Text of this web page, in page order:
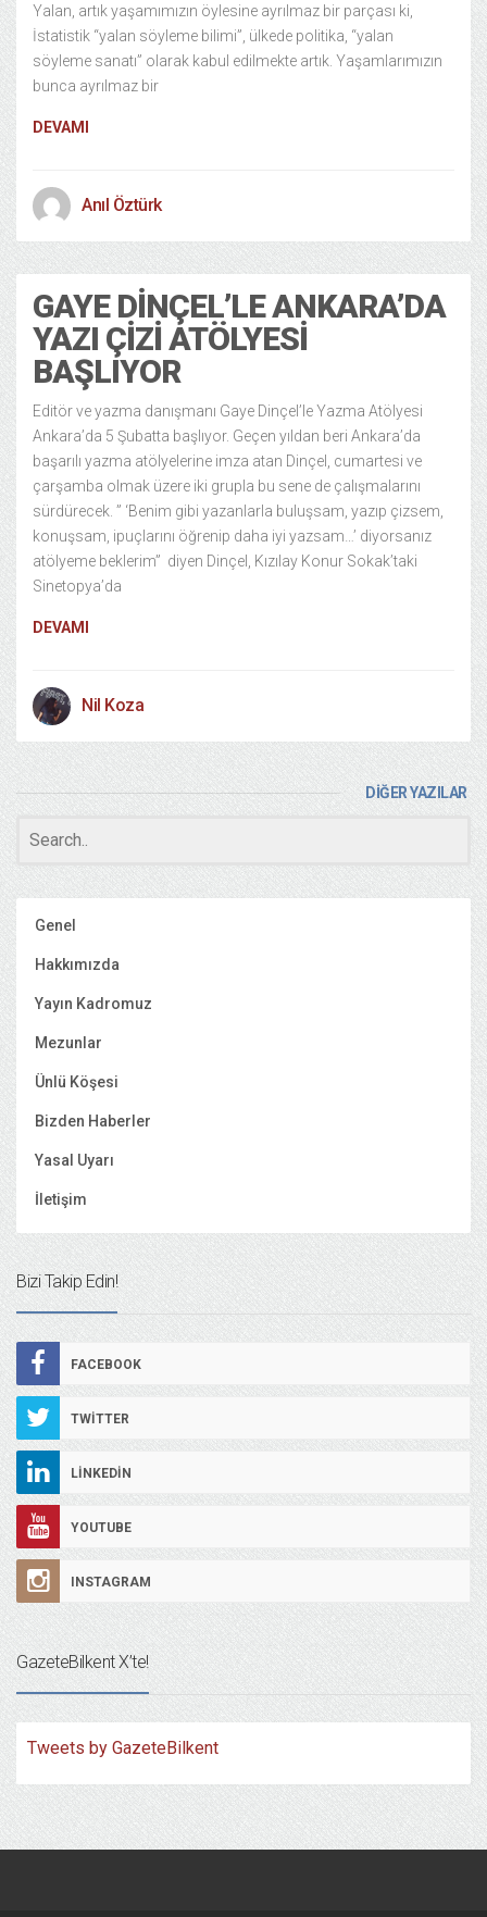
Yalan, artık yaşamımızın öylesine ayrılmaz bir parçası ki,
İstatistik “yalan söyleme bilimi”, ülkede politika, “yalan
söyleme sanatı” olarak kabul edilmekte artık. Yaşamlarımızın
bunca ayrılmaz bir
DEVAMI
Anıl Öztürk
GAYE DINÇEL’LE ANKARA’DA
YAZI ÇIZI ATÖLYESI
BAŞLIYOR
Editör ve yazma danışmanı Gaye Dinçel’le Yazma Atölyesi
Ankara’da 5 Şubatta başlıyor. Geçen yıldan beri Ankara’da
başarılı yazma atölyelerine imza atan Dinçel, cumartesi ve
çarşamba olmak üzere iki grupla bu sene de çalışmalarını
sürdürecek. ” ‘Benim gibi yazanlarla buluşsam, yazıp çizsem,
konuşsam, ipuçlarını öğrenip daha iyi yazsam…’ diyorsanız
atölyeme beklerim” diyen Dinçel, Kızılay Konur Sokak’taki
Sinetopya’da
DEVAMI
Nil Koza
DİĞER YAZILAR
Genel
Hakkımızda
Yayın Kadromuz
Mezunlar
Ünlü Köşesi
Bizden Haberler
Yasal Uyarı
İletişim
Bizi Takip Edin!
FACEBOOK
TWITTER
LINKEDIN
YOUTUBE
INSTAGRAM
GazeteBilkent X’te!
Tweets by GazeteBilkent